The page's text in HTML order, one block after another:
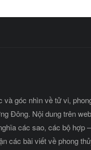
và góc nhìn về tử vi,
Đông. Nội dung trên
các sao, các bộ hợp
các bài viết về phong